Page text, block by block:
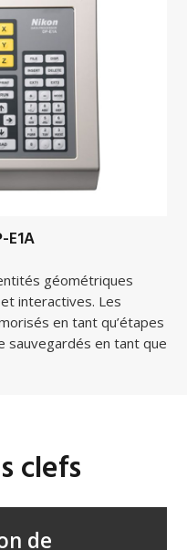
géométriques
interactives. Les
en tant qu’étapes
sauvegardés en tant que
clefs